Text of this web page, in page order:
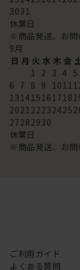
3031
休業日
※商品発送、お問
9月
日 月 火 水 木 金
1 2 3 4 5
6 7 8 9 1011
131415161718
202122232425
27282930
休業日
※商品発送、お問
ご利用ガイド
よくある質問